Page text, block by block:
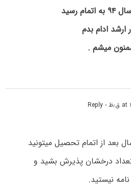
رسید
ارشد ادام بدم
میشم .
- Reply
بعد از اتمام تحصیل میتونید
درخشان پذیرش بشید و
نیستید.